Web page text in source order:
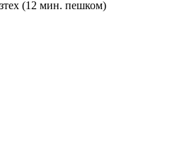
(12 мин. пешком)